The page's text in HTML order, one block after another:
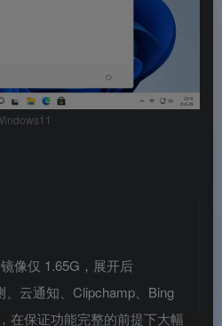
镜像仅 1.65G，展开后
、云通知、Clipchamp、Bing
，在保证功能完整的前提下大幅